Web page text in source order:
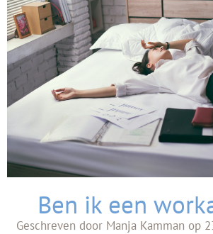
Ben ik een
Geschreven doorManja Kamman op